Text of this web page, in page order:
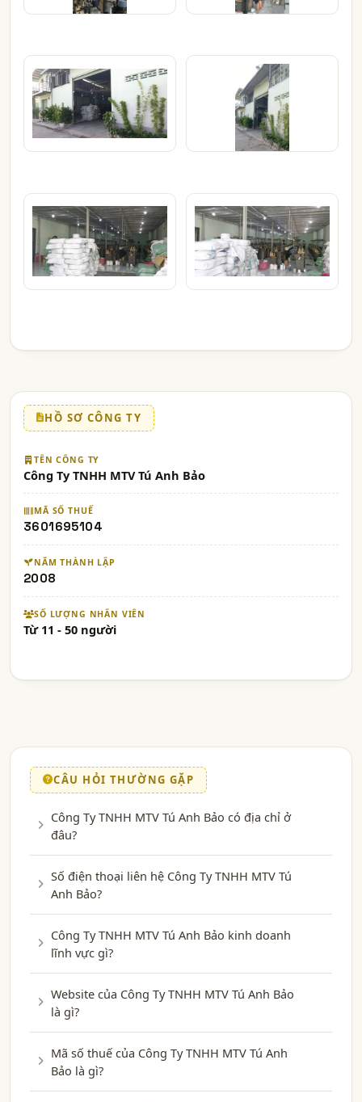
HỒ SƠ CÔNG TY
TÊN CÔNG TY
Công Ty TNHH MTV Tú Anh Bảo
MÃ SỐ THUẾ
3601695104
NĂM THÀNH LẬP
2008
SỐ LƯỢNG NHÂN VIÊN
Từ 11 - 50 người
CÂU HỎI THƯỜNG GẶP
Công Ty TNHH MTV Tú Anh Bảo có địa chỉ ở
đâu?
Số điện thoại liên hệ Công Ty TNHH MTV Tú
Anh Bảo?
Công Ty TNHH MTV Tú Anh Bảo kinh doanh
lĩnh vực gì?
Website của Công Ty TNHH MTV Tú Anh Bảo
là gì?
Mã số thuế của Công Ty TNHH MTV Tú Anh
Bảo là gì?